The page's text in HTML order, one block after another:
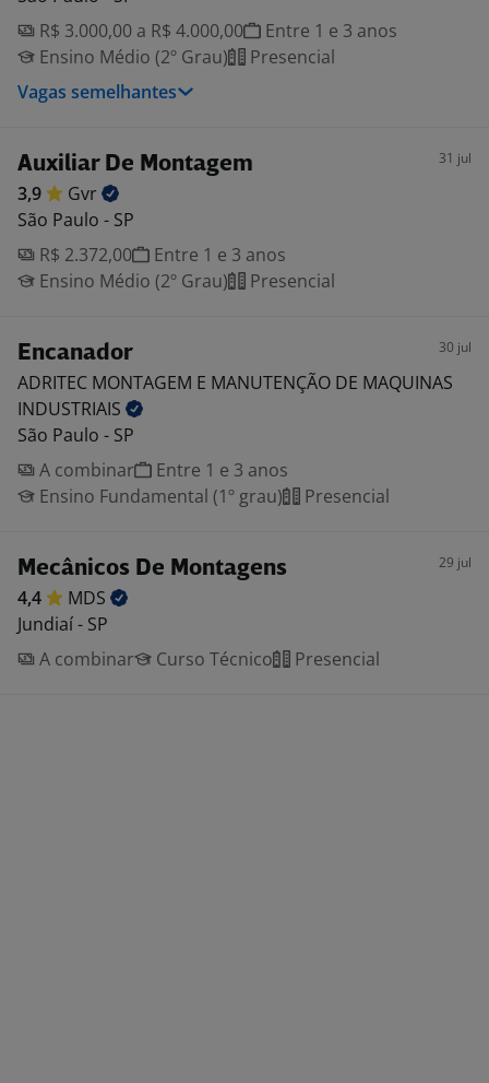
R$ 3.000,00 a R$ 4.000,00
Entre 1 e 3 anos
Ensino Médio (2º Grau)
Presencial
Vagas semelhantes
Auxiliar De Montagem 31 jul
3,9
Gvr
São Paulo - SP
R$ 2.372,00
Entre 1 e 3 anos
Ensino Médio (2º Grau)
Presencial
Encanador 30 jul
ADRITEC MONTAGEM E MANUTENÇÃO DE MAQUINAS
INDUSTRIAIS
São Paulo - SP
A combinar
Entre 1 e 3 anos
Ensino Fundamental (1º grau)
Presencial
Mecânicos De Montagens 29 jul
4,4
MDS
Jundiaí - SP
A combinar
Curso Técnico Presencial